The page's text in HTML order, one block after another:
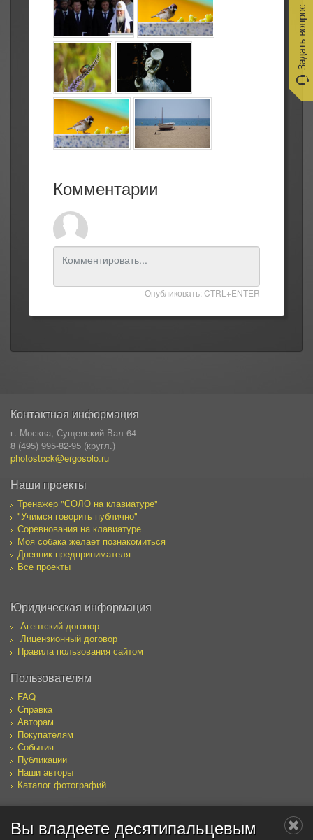
Комментарии
Опубликовать: CTRL+ENTER
Контактная информация
г. Москва, Сущевский Вал 64
8 (495) 995-82-95 (кругл.)
photostock@ergosolo.ru
Наши проекты
Тренажер "СОЛО на клавиатуре"
"Учимся говорить публично"
Соревнования на клавиатуре
Моя собака желает познакомиться
Дневник предпринимателя
Все проекты
Юридическая информация
Агентский договор
Лицензионный договор
Правила пользования сайтом
Пользователям
FAQ
Справка
Авторам
Покупателям
События
Публикации
Наши авторы
Каталог фотографий
Мы в социальных сетях
Вы владеете десятипальцевым